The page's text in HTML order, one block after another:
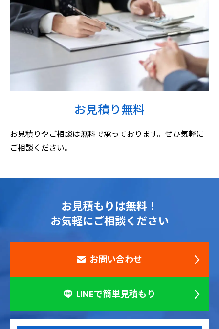
お見積り無料
お見積りやご相談は無料で承っております。ぜひ気軽に
ご相談ください。
お見積もりは無料！
お気軽にご相談ください
お問い合わせ
LINEで簡単見積もり